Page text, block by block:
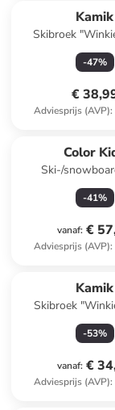
Kamik
Skibroek
-47%
€
Adviesprijs (AVP):
Color
Ski-/
lichtbruin
-41%
vanaf: €
Adviesprijs (AVP):
Kamik
Skibroek
-53%
vanaf: €
Adviesprijs (AVP):